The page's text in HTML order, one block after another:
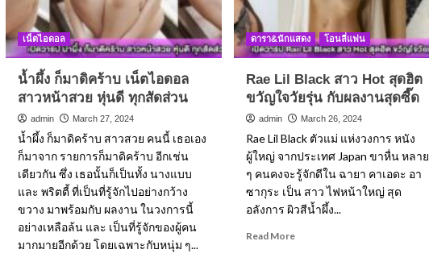
เน็ตไอดอล
น้ำผึ้ง ก็มาดิคร้าบ เน็ตไอดอล
สาวหน้าสวย หุ่นดี ทุกสัดส่วน
admin March 27, 2024
น้ำผึ้ง ก็มาดิคร้าบ สาวสวย คนนี้ เธอเอง
ก็มาจาก รายการก็มาดิคร้าบ อีกเช่น
เดียวกัน ซึ่ง เธอนั้นก็เป็นทั้ง นางแบบ
และ พริตตี้ ที่เป็นที่รู้จักไปอย่างกว้าง
ขวาง มาพร้อมกับ ผลงาน ในวงการนี้
อย่างเหลือล้น และ เป็นที่รู้จักของผู้คน
มากมายอีกด้วย โดยเฉพาะกับหนุ่ม ๆ...
ดารา&นักแสดง โอนลี่แฟน
Rae Lil Black สาว Hot สุดฮิต
ขวัญใจวัยรุ่น กับผลงานสุดซี๊ด
admin March 26, 2024
Rae Lil Black ตัวแม่ แห่งวงการ หนัง
ผู้ใหญ่ จากประเทศ Japan ขาหื่น หลาย
ๆ คนคงจะรู้จักดีใน ฉายา คาเอดะ อา
ซากุระ เป็น สาว ไฟหน้าใหญ่ สุด
อลังการ ผิวสีน้ำผึ้ง...
Read MoreRead